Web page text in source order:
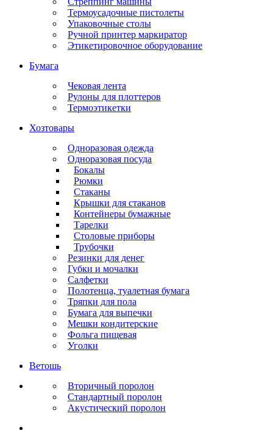
Термоусадочные пистолеты
Упаковочные столы
Ручной принтер маркиратор
Этикетировочное оборудование
Бумага
Чековая лента
Рулоны для плоттеров
Термоэтикетки
Хозтовары
Одноразовая одежда
Одноразовая посуда
Бокалы
Рюмки
Стаканы
Крышки для стаканов
Контейнеры бумажные
Тарелки
Столовые приборы
Трубочки
Резинки для денег
Губки и мочалки
Салфетки
Полотенца, туалетная бумага
Тряпки для пола
Бумага для выпечки
Мешки кондитерские
Фольга пищевая
Уголки
Ветошь
Вторичный поролон
Стандартный поролон
Акустический поролон